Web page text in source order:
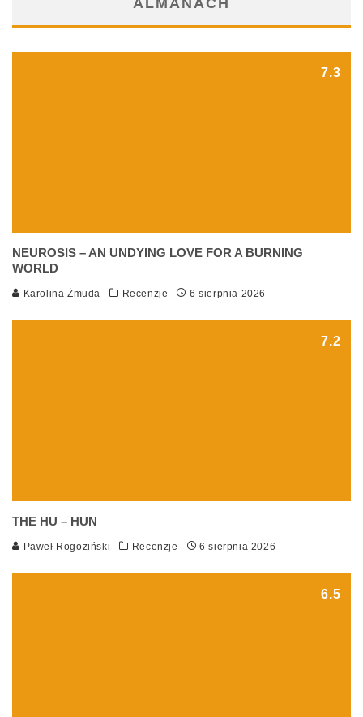
ALMANACH
7.3
NEUROSIS – AN UNDYING LOVE FOR A BURNING
WORLD
Karolina Żmuda Recenzje 6 sierpnia 2026
7.2
THE HU – HUN
Paweł Rogoziński Recenzje 6 sierpnia 2026
6.5